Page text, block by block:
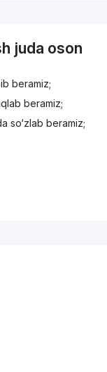
juda oson
beramiz;
beramiz;
so‘zlab beramiz;